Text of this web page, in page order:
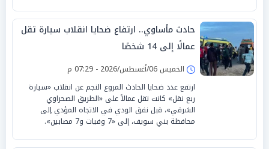
حادث مأساوي.. ارتفاع ضحايا انقلاب سيارة تقل
عمالًا إلى 14 شخصًا
الخميس 06/أغسطس/2026 - 07:29 م
ارتفع عدد ضحايا الحادث المروع النجم عن انقلاب «سيارة
ربع نقل» كانت تقل عمالاً على «الطريق الصحراوي
الشرقي»، قبل نفق الودي في الاتجاه المؤدي إلى
محافظة بني سويف، إلى «7 وفيات و7 مصابين».